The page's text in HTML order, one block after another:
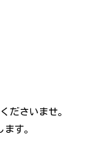
ださいませ。
す。